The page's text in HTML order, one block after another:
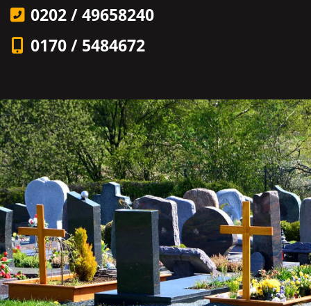
0202 / 49658240
0170 / 5484672